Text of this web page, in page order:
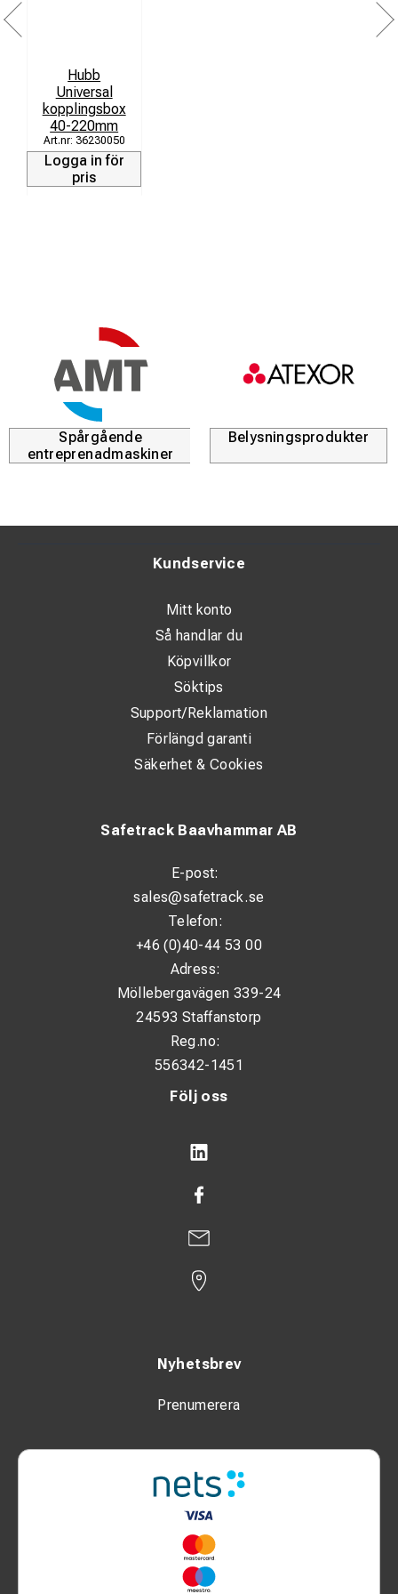
Hubb
Universal
kopplingsbox
40-220mm
36230050
Logga in för
pris
Spårgående
entreprenadmaskiner
Belysningsprodukter
Följ oss
Nyhetsbrev
Prenumerera
Safetrack Baavhammar AB
E-post:
sales@safetrack.se
Telefon:
+46 (0)40-44 53 00
Adress:
Möllebergavägen 339-24
24593 Staffanstorp
Reg.no:
556342-1451
Kundservice
Mitt konto
Så handlar du
Köpvillkor
Söktips
Support/Reklamation
Förlängd garanti
Säkerhet & Cookies